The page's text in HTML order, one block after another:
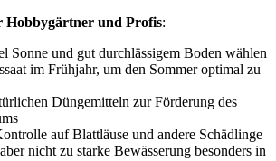
Hobbygärtner und Profis:
Sonne und gut durchlässigem Boden wählen
im Frühjahr, um den Sommer optimal zu
Düngemitteln zur Förderung des
auf Blattläuse und andere Schädlinge
nicht zu starke Bewässerung besonders in